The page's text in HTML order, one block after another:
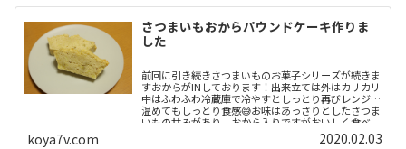
さつまいもおからパウンドケーキ作りま
した
前回に引き続きさつまいものお菓子シリーズが続きま
すおからがINしております！出来立ては外はカリカリ
中はふわふわ冷蔵庫で冷やすとしっとり再びレンジで
温めてもしっとり食感😅お味はあっさりとしたさつま
いもの甘みがあり、おから入りですがおいしく食べ...
koya7v.com 2020.02.03